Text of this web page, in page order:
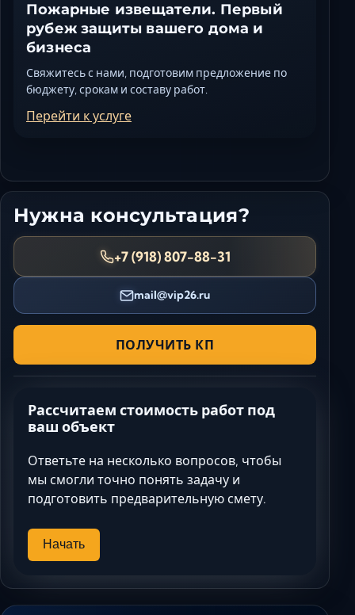
Пожарные извещатели. Первый
рубеж защиты вашего дома и
бизнеса
Свяжитесь с нами, подготовим предложение по
бюджету, срокам и составу работ.
Перейти к услуге
Нужна консультация?
+7 (918) 807-88-31
mail@vip26.ru
ПОЛУЧИТЬ КП
Рассчитаем стоимость работ под
ваш объект
Ответьте на несколько вопросов, чтобы
мы смогли точно понять задачу и
подготовить предварительную смету.
Начать